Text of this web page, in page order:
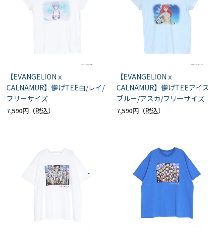
【EVANGELIONｘ
CALNAMUR】儚げTEE白/レイ/
フリーサイズ
7,590円
【EVANGELIONｘ
CALNAMUR】儚げTEEアイス
ブルー/アスカ/フリーサイズ
7,590円